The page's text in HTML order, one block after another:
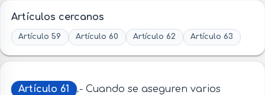
Artículos cercanos
Artículo 59 Artículo 60 Artículo 62 Artículo 63
Artículo 61
.- Cuando se aseguren varios